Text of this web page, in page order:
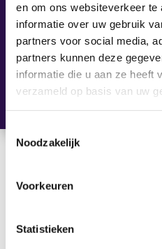
en om ons websiteverkeer
informatie over uw gebruik
partners voor social media,
partners kunnen deze
informatie die u aan ze heeft
verzameld op basis van uw
Toestemmingsselectie
Noodzakelijk
Voorkeuren
Statistieken
Voor wie
Voorkennis
Schrijf je